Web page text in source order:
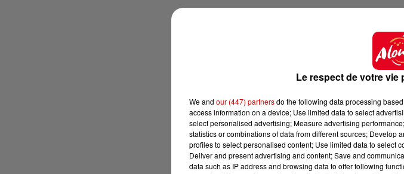
Le respect de votre
We and our (447) partnersdo the following data processing
access information on a device; Use limited data to select
select personalised advertising; Measure advertising
statistics or combinations of data from different sources;
profiles to select personalised content; Use limited data to select
Deliver and present advertising and content; Save and
data such as IP address and browsing data to offer following